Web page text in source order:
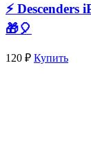
⚡️
🎁🎈
120 ₽ Купить